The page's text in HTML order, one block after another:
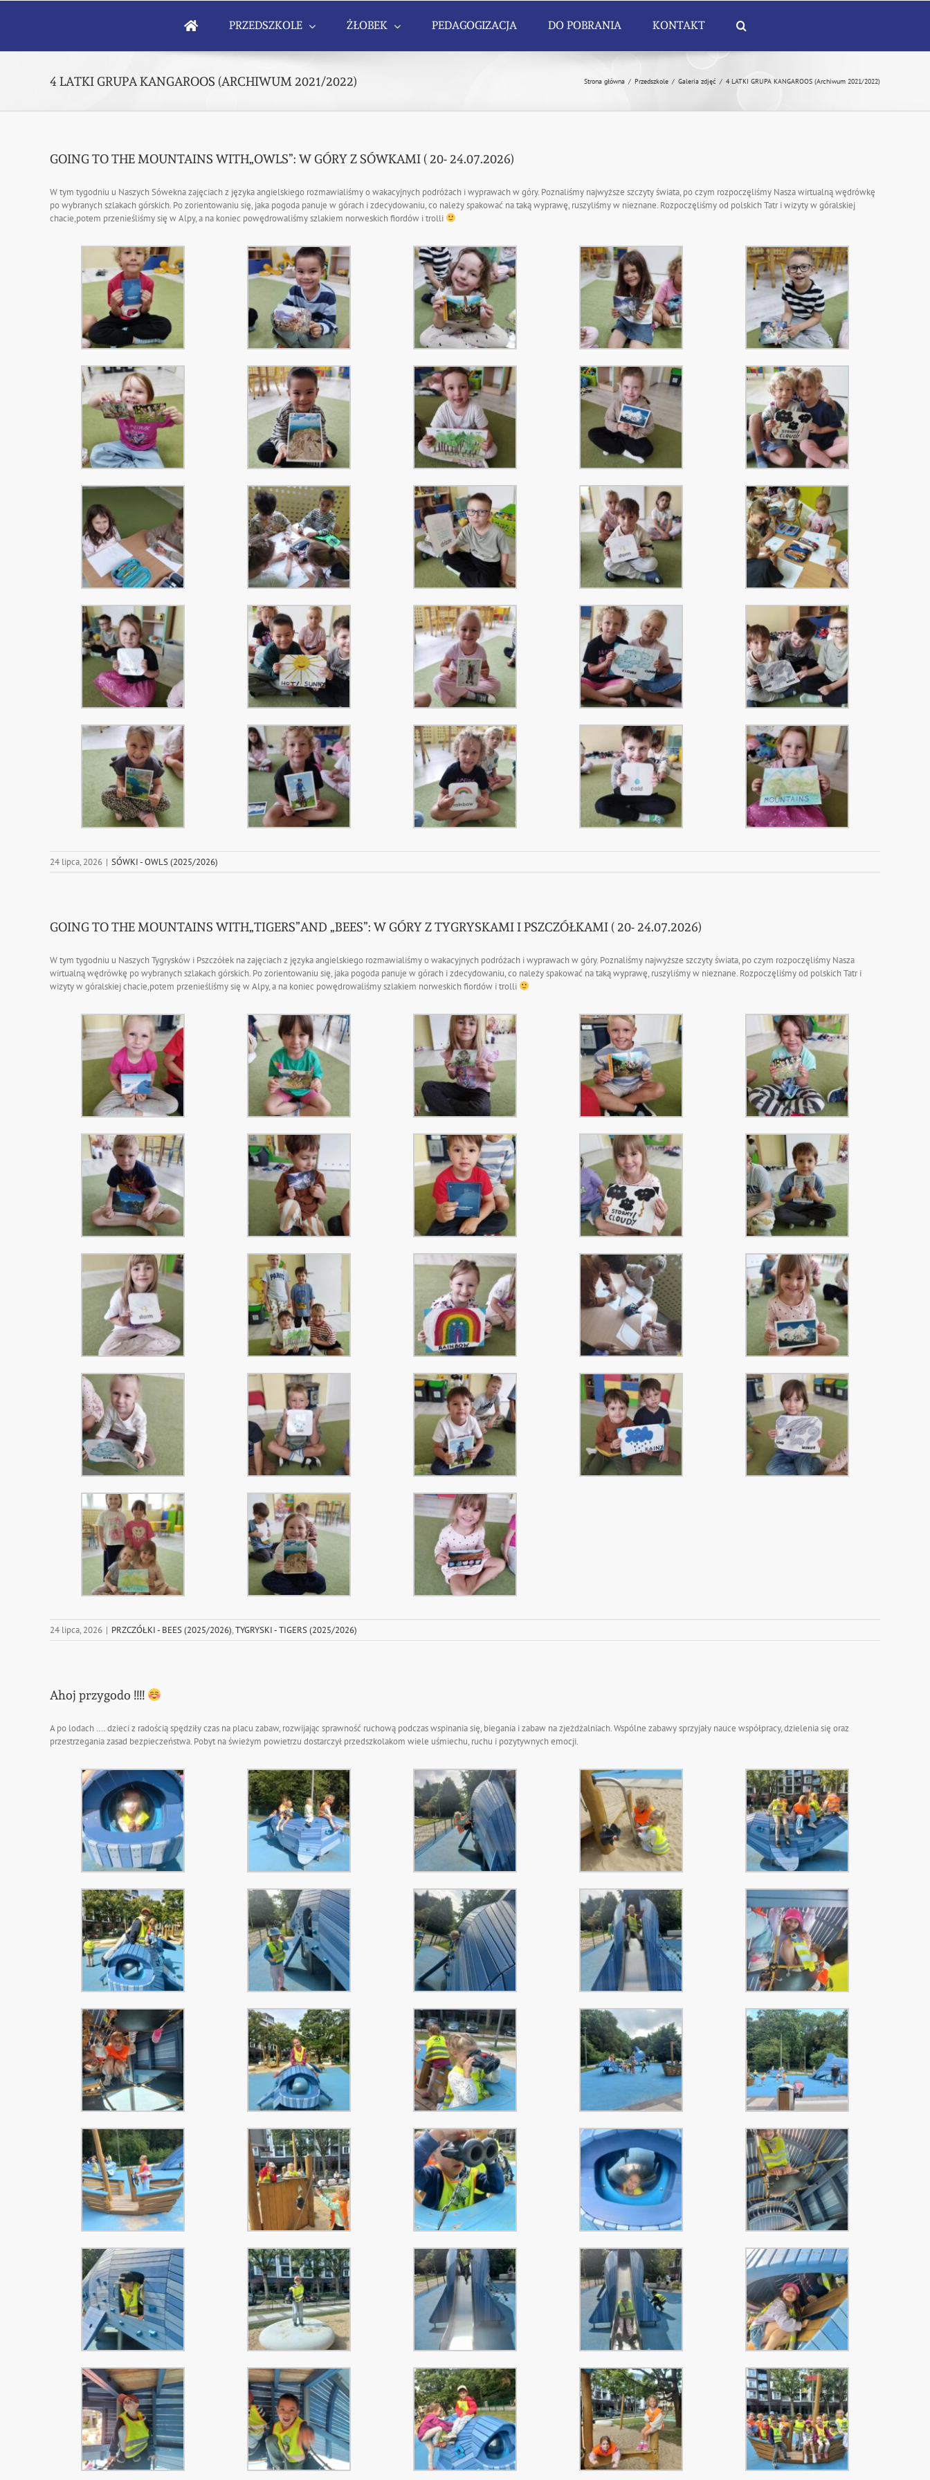
PRZEDSZKOLE ŻŁOBEK PEDAGOGIZACJA DO POBRANIA KONTAKT
4 LATKI GRUPA KANGAROOS (ARCHIWUM 2021/2022) Strona główna / Przedszkole / Galeria zdjęć / 4 LATKI GRUPA KANGAROOS (Archiwum 2021/2022)
GOING TO THE MOUNTAINS WITH„OWLS”: W GÓRY Z SÓWKAMI ( 20- 24.07.2026)
W tym tygodniu u Naszych Sówekna zajęciach z języka angielskiego rozmawialiśmy o wakacyjnych podróżach i wyprawach w góry. Poznaliśmy najwyższe szczyty świata, po czym rozpoczęliśmy Nasza wirtualną wędrówkę
po wybranych szlakach górskich. Po zorientowaniu się, jaka pogoda panuje w górach i zdecydowaniu, co należy spakować na taką wyprawę, ruszyliśmy w nieznane. Rozpoczęliśmy od polskich Tatr i wizyty w góralskiej
chacie,potem przenieśliśmy się w Alpy, a na koniec powędrowaliśmy szlakiem norweskich fiordów i trolli
24 lipca, 2026 | SÓWKI - OWLS (2025/2026)
GOING TO THE MOUNTAINS WITH„TIGERS”AND „BEES”: W GÓRY Z TYGRYSKAMI I PSZCZÓŁKAMI ( 20- 24.07.2026)
W tym tygodniu u Naszych Tygrysków i Pszczółek na zajęciach z języka angielskiego rozmawialiśmy o wakacyjnych podróżach i wyprawach w góry. Poznaliśmy najwyższe szczyty świata, po czym rozpoczęliśmy Nasza
wirtualną wędrówkę po wybranych szlakach górskich. Po zorientowaniu się, jaka pogoda panuje w górach i zdecydowaniu, co należy spakować na taką wyprawę, ruszyliśmy w nieznane. Rozpoczęliśmy od polskich Tatr i
wizyty w góralskiej chacie,potem przenieśliśmy się w Alpy, a na koniec powędrowaliśmy szlakiem norweskich fiordów i trolli
24 lipca, 2026 | PRZCZÓŁKI - BEES (2025/2026),TYGRYSKI - TIGERS (2025/2026)
Ahoj przygodo !!!!
A po lodach …. dzieci z radością spędziły czas na placu zabaw, rozwijając sprawność ruchową podczas wspinania się, biegania i zabaw na zjeżdżalniach. Wspólne zabawy sprzyjały nauce współpracy, dzielenia się oraz
przestrzegania zasad bezpieczeństwa. Pobyt na świeżym powietrzu dostarczył przedszkolakom wiele uśmiechu, ruchu i pozytywnych emocji.